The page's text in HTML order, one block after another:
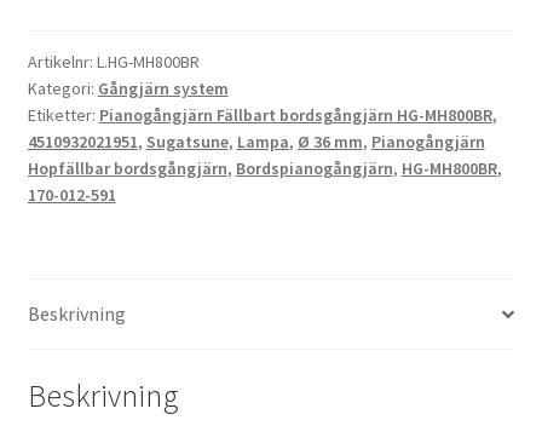
Sugatsune
/
LAMP
(Japan)
mängd
Artikelnr: L.HG-MH800BR
Kategori: Gångjärn system
Etiketter: Pianogångjärn Fällbart bordsgångjärn HG-MH800BR,
4510932021951, Sugatsune, Lampa, Ø 36 mm, Pianogångjärn
Hopfällbar bordsgångjärn, Bordspianogångjärn, HG-MH800BR,
170-012-591
Beskrivning
Beskrivning